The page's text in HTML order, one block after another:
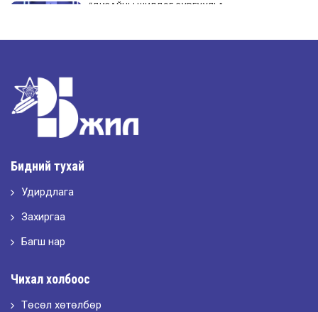
“ДИЗАЙНЫ ШИЛДЭГ СУРГУУЛЬ”-аар шалгарлаа
“ХҮСЛЭН 2026” хувцас загварын улсын уралдаан,
Бидний тухай
Удирдлага
Захиргаа
Багш нар
Чихал холбоос
Төсөл хөтөлбөр